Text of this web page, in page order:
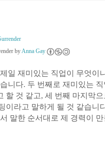
byAnna Gay
일 재미있는 직업이 무엇이
니다. 두 번째로 재미있는
할 것 같고, 세 번째 마지막
이라고 말하게 될 것 같습니
말한 순서대로 제 경력이